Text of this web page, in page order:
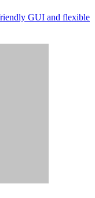
GUI and flexible